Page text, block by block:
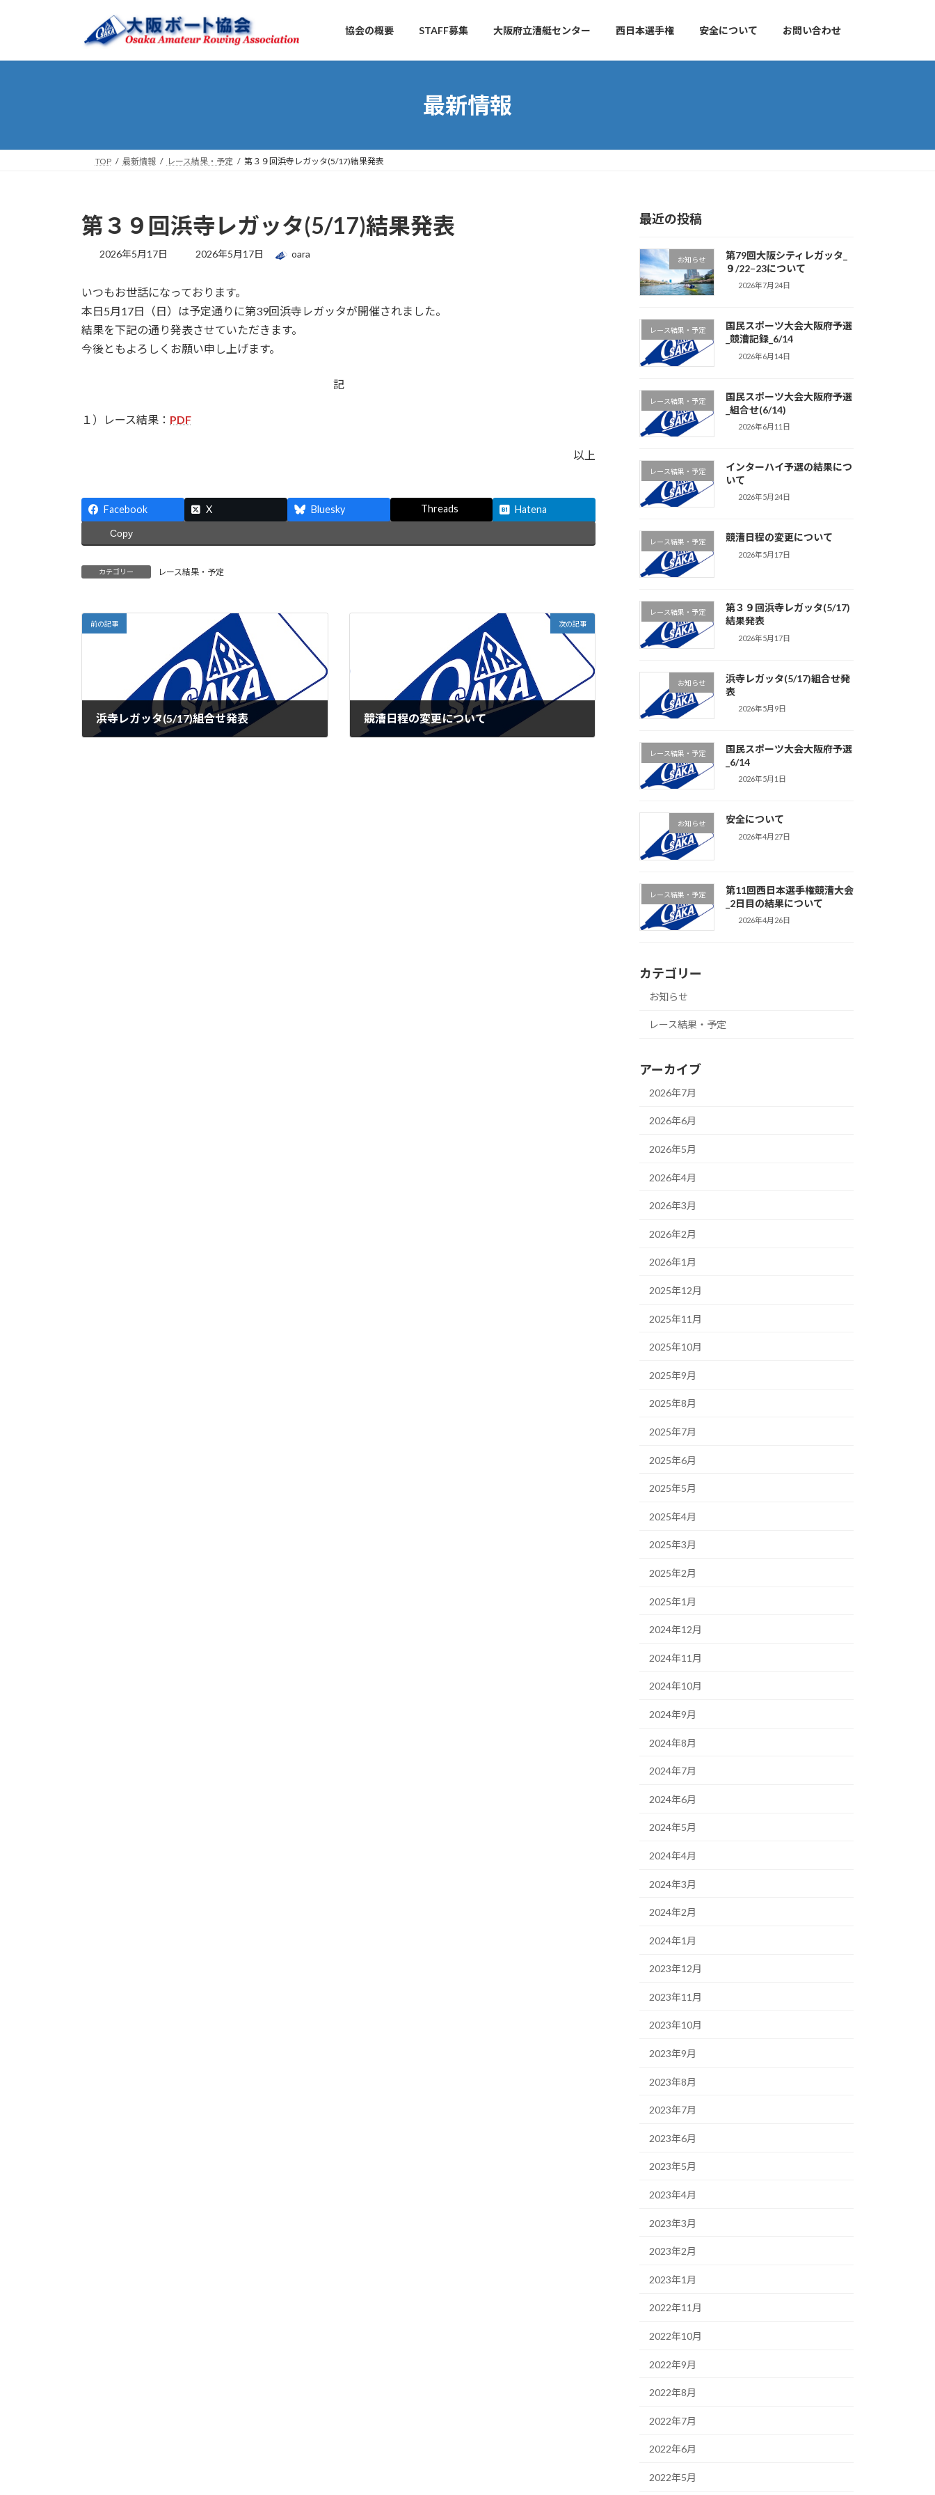
ン
ー
協会の概要 STAFF募集 大阪府立漕艇センター 西日本選手権 安全について お問い合わせ
最新情報
TOP 最新情報 レース結果・予定 第３９回浜寺レガッタ(5/17)結果発表
第３９回浜寺レガッタ(5/17)結果発表
2026年5月17日
最
新
日
時
:
2026年5月17日 oara
いつもお世話になっております。
本日5月17日（日）は予定通りに第39回浜寺レガッタが開催されました。
結果を下記の通り発表させていただきます。
今後ともよろしくお願い申し上げます。
記
１）レース結果： PDF
以上
Facebook X Bluesky Threads Hatena
Copy
カテゴリー レース結果・予定
前の記事
浜寺レガッタ(5/17)組合せ発表
次の記事
競漕日程の変更について
最近の投稿
お知らせ
第79回大阪シティレガッタ_
９/22−23について
2026年7月24日
レース結果・予定
国民スポーツ大会大阪府予選
_競漕記録_6/14
2026年6月14日
レース結果・予定
国民スポーツ大会大阪府予選
_組合せ(6/14)
2026年6月11日
レース結果・予定
インターハイ予選の結果につ
いて
2026年5月24日
レース結果・予定 競漕日程の変更について
2026年5月17日
レース結果・予定
第３９回浜寺レガッタ(5/17)
結果発表
2026年5月17日
お知らせ
浜寺レガッタ(5/17)組合せ発
表
2026年5月9日
レース結果・予定
国民スポーツ大会大阪府予選
_6/14
2026年5月1日
お知らせ 安全について
2026年4月27日
レース結果・予定
第11回西日本選手権競漕大会
_2日目の結果について
2026年4月26日
カテゴリー
お知らせ
レース結果・予定
アーカイブ
2026年7月
2026年6月
2026年5月
2026年4月
2026年3月
2026年2月
2026年1月
2025年12月
2025年11月
2025年10月
2025年9月
2025年8月
2025年7月
2025年6月
2025年5月
2025年4月
2025年3月
2025年2月
2025年1月
2024年12月
2024年11月
2024年10月
2024年9月
2024年8月
2024年7月
2024年6月
2024年5月
2024年4月
2024年3月
2024年2月
2024年1月
2023年12月
2023年11月
2023年10月
2023年9月
2023年8月
2023年7月
2023年6月
2023年5月
2023年4月
2023年3月
2023年2月
2023年1月
2022年11月
2022年10月
2022年9月
2022年8月
2022年7月
2022年6月
2022年5月